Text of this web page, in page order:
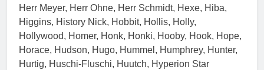
Herr Meyer, Herr Ohne, Herr Schmidt, Hexe, Hiba,
Higgins, History Nick, Hobbit, Hollis, Holly,
Hollywood, Homer, Honk, Honki, Hooby, Hook, Hope,
Horace, Hudson, Hugo, Hummel, Humphrey, Hunter,
Hurtig, Huschi-Fluschi, Huutch, Hyperion Star